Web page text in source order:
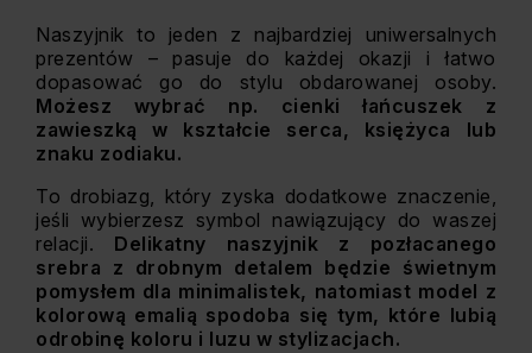
Naszyjnik to jeden z najbardziej uniwersalnych
prezentów – pasuje do każdej okazji i łatwo
dopasować go do stylu obdarowanej osoby.
Możesz wybrać np. cienki łańcuszek z
zawieszką w kształcie serca, księżyca lub
znaku zodiaku.
To drobiazg, który zyska dodatkowe znaczenie,
jeśli wybierzesz symbol nawiązujący do waszej
relacji. Delikatny naszyjnik z pozłacanego
srebra z drobnym detalem będzie świetnym
pomysłem dla minimalistek, natomiast model z
kolorową emalią spodoba się tym, które lubią
odrobinę koloru i luzu w stylizacjach.